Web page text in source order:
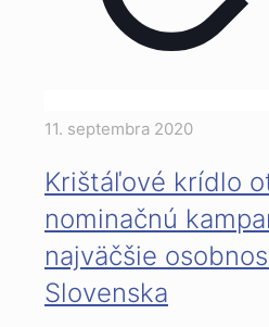
11. septembra 2020
Krištáľové krídlo
nominačnú
najväčšie
Slovenska